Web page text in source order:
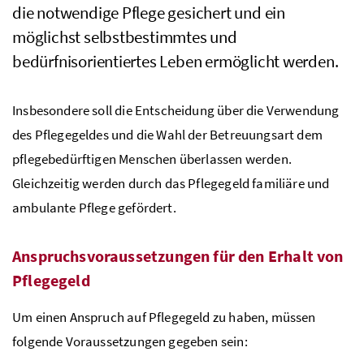
die notwendige Pflege gesichert und ein
möglichst selbstbestimmtes und
bedürfnisorientiertes Leben ermöglicht werden.
Insbesondere soll die Entscheidung über die Verwendung
des Pflegegeldes und die Wahl der Betreuungsart dem
pflegebedürftigen Menschen überlassen werden.
Gleichzeitig werden durch das Pflegegeld familiäre und
ambulante Pflege gefördert.
Anspruchsvoraussetzungen für den Erhalt von
Pflegegeld
Um einen Anspruch auf Pflegegeld zu haben, müssen
folgende Voraussetzungen gegeben sein: